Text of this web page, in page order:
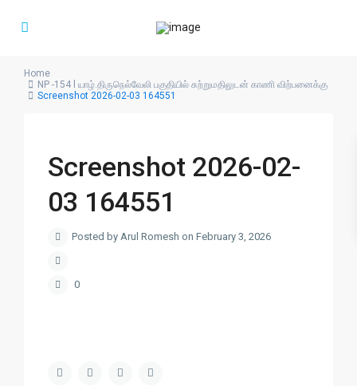
Home
NP -154 l யாழ்.திருநெல்வேலி பகுதியில் சுற்றுமதிலுடன் காணி விற்பனைக்கு
Screenshot 2026-02-03 164551
Screenshot 2026-02-
03 164551
Posted by Arul Romesh on February 3, 2026
0